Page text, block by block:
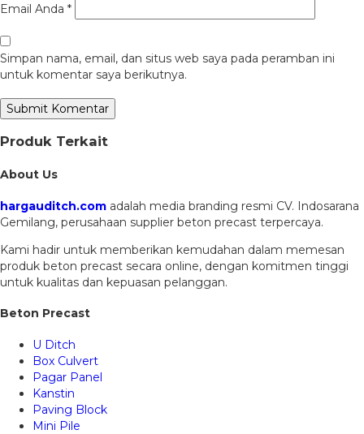
Email Anda *
Simpan nama, email, dan situs web saya pada peramban ini
untuk komentar saya berikutnya.
Produk Terkait
About Us
hargauditch.com adalah media branding resmi CV. Indosarana
Gemilang, perusahaan supplier beton precast terpercaya.
Kami hadir untuk memberikan kemudahan dalam memesan
produk beton precast secara online, dengan komitmen tinggi
untuk kualitas dan kepuasan pelanggan.
Beton Precast
U Ditch
Box Culvert
Pagar Panel
Kanstin
Paving Block
Mini Pile